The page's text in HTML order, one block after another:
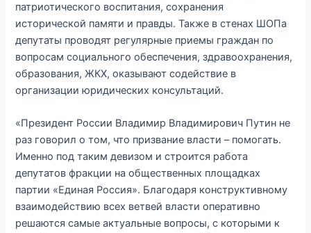
патриотического воспитания, сохранения
исторической памяти и правды. Также в стенах ШОПа
депутаты проводят регулярные приемы граждан по
вопросам социального обеспечения, здравоохранения,
образования, ЖКХ, оказывают содействие в
организации юридических консультаций.
«Президент России Владимир Владимирович Путин не
раз говорил о том, что призвание власти – помогать.
Именно под таким девизом и строится работа
депутатов фракции на общественных площадках
партии «Единая Россия». Благодаря конструктивному
взаимодействию всех ветвей власти оперативно
решаются самые актуальные вопросы, с которыми к